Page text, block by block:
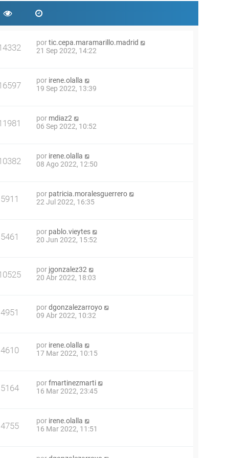
portic.cepa.maramarillo.madrid
21 Sep 2022, 14:22
por irene.olalla
19 Sep 2022, 13:39
por mdiaz2
06 Sep 2022, 10:52
por irene.olalla
08 Ago 2022, 12:50
5911 por patricia.moralesguerrero
22 Jul 2022, 16:35
5461 por pablo.vieytes
20 Jun 2022, 15:52
por jgonzalez32
20 Abr 2022, 18:03
4951 pordgonzalezarroyo
09 Abr 2022, 10:32
4610 por irene.olalla
17 Mar 2022, 10:15
5164 porfmartinezmarti
16 Mar 2022, 23:45
4755 por irene.olalla
16 Mar 2022, 11:51